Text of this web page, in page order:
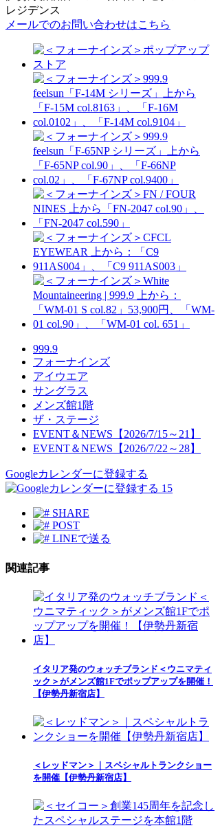
レジデンス
メールでのお問い合わせはこちら
999.9
フォーナインズ
アイウエア
サングラス
メンズ館1階
ザ・ステージ
EVENT＆NEWS【2026/7/15～21】
EVENT＆NEWS【2026/7/22～28】
Googleカレンダーに登録する
15
SHARE
POST
LINEで送る
関連記事
イタリア発のウォッチブランド＜ウニマティ
ック＞がメンズ館1Fでポップアップを開催！
【伊勢丹新宿店】
＜レッドマン＞｜スペシャルトランクショー
を開催【伊勢丹新宿店】